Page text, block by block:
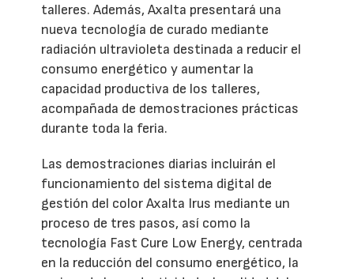
talleres. Además, Axalta presentará una
nueva tecnología de curado mediante
radiación ultravioleta destinada a reducir el
consumo energético y aumentar la
capacidad productiva de los talleres,
acompañada de demostraciones prácticas
durante toda la feria.
Las demostraciones diarias incluirán el
funcionamiento del sistema digital de
gestión del color Axalta Irus mediante un
proceso de tres pasos, así como la
tecnología Fast Cure Low Energy, centrada
en la reducción del consumo energético, la